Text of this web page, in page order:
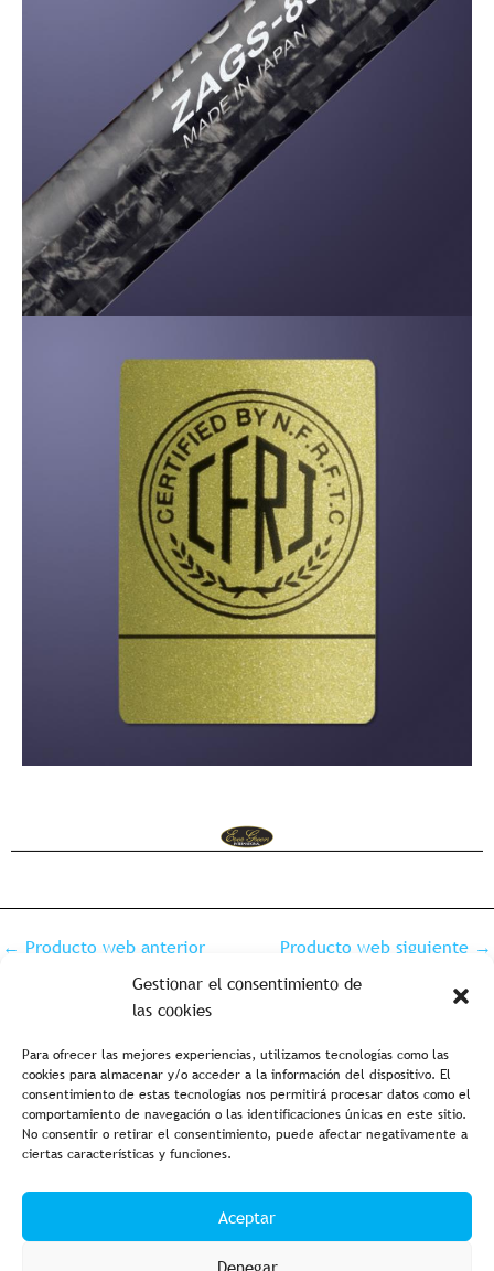
Gestionar el consentimiento de
las cookies
Para ofrecer las mejores experiencias, utilizamos tecnologías como las
cookies para almacenar y/o acceder a la información del dispositivo. El
consentimiento de estas tecnologías nos permitirá procesar datos como el
comportamiento de navegación o las identificaciones únicas en este sitio.
No consentir o retirar el consentimiento, puede afectar negativamente a
ciertas características y funciones.
Aceptar
Denegar
← Producto web anterior Producto web siguiente →
Aviso legal y política de privacidad Política de cookies
Condiciones de compra Accesibilidad